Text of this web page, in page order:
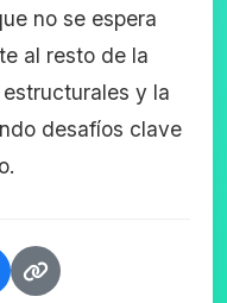
no se espera
al resto de la
y la
desafíos clave